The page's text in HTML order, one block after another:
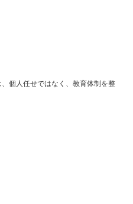
個人任せではなく、教育体制を整